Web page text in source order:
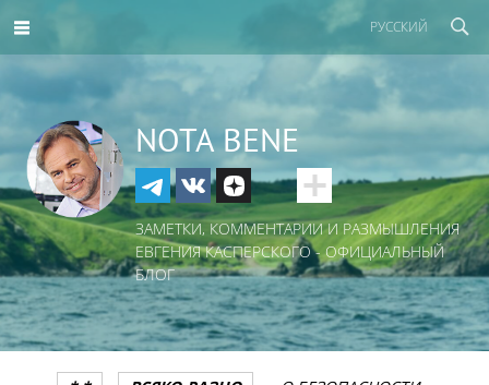
РУССКИЙ
NOTA BENE
ЗАМЕТКИ, КОММЕНТАРИИ И РАЗМЫШЛЕНИЯ
ЕВГЕНИЯ КАСПЕРСКОГО - ОФИЦИАЛЬНЫЙ
БЛОГ